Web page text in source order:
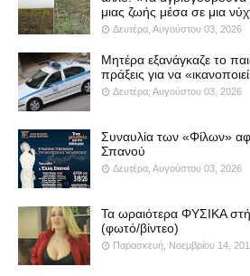
μιας ζωής μέσα σε μια
Δευτέρα, Αυγούστου 03, 2026
Μητέρα εξανάγκαζε το
πράξεις για να
Δευτέρα, Αυγούστου 03, 2026
Συναυλία των «Φίλων»
Σπανού
Δευτέρα, Αυγούστου 03, 2026
Τα ωραιότερα ΦΥΣΙΚΑ
(φωτό/βίντεο)
Παρασκευή, Νοεμβρίου 14,